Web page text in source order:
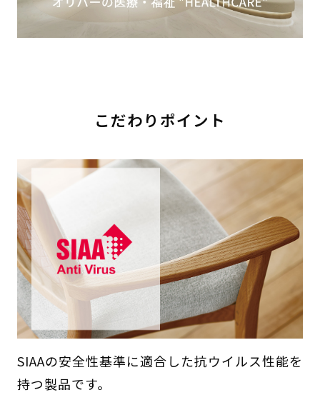
こだわりポイント
SIAAの安全性基準に適合した抗ウイルス性能を
持つ製品です。